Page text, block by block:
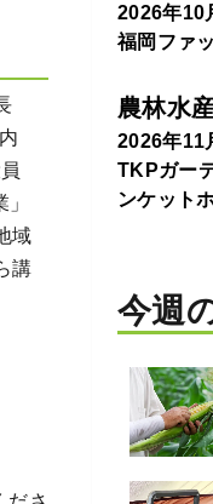
域
講
2026年10
福岡ファ
農林水
2026年11
TKPガー
ンケット
今週